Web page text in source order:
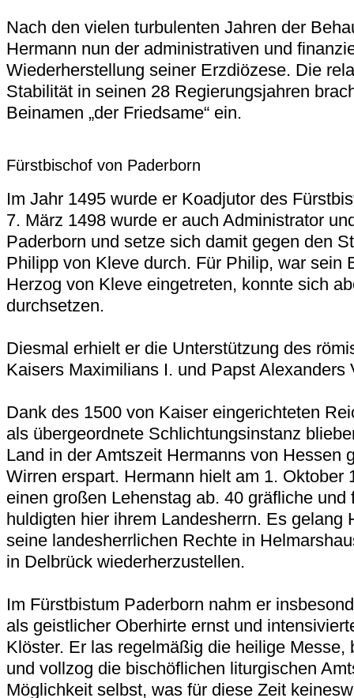
Nach den vielen turbulenten Jahren der
Hermann nun der administrativen und
Wiederherstellung seiner Erzdiözese. Die
Stabilität in seinen 28 Regierungsjahren
Beinamen „der Friedsame“ ein.
Fürstbischof von Paderborn
Im Jahr 1495 wurde er Koadjutor des
7. März 1498 wurde er auch Administrator
Paderborn und setze sich damit gegen den
Philipp von Kleve durch. Für Philip, war sein
Herzog von Kleve eingetreten, konnte sich
durchsetzen.
Diesmal erhielt er die Unterstützung des
Kaisers Maximilians I. und Papst Alexanders
Dank des 1500 von Kaiser eingerichteten
als übergeordnete Schlichtungsinstanz
Land in der Amtszeit Hermanns von Hessen
Wirren erspart. Hermann hielt am 1. Oktober
einen großen Lehenstag ab. 40 gräfliche und
huldigten hier ihrem Landesherrn. Es gelang
seine landesherrlichen Rechte in
in Delbrück wiederherzustellen.
Im Fürstbistum Paderborn nahm er
als geistlicher Oberhirte ernst und
Klöster. Er las regelmäßig die heilige Messe,
und vollzog die bischöflichen liturgischen
Möglichkeit selbst, was für diese Zeit